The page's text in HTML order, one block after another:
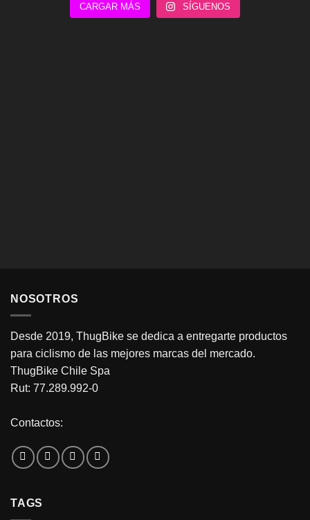
CARGAR MÁS SÍGUENOS
NOSOTROS
Desde 2019, ThugBike se dedica a entregarte productos
para ciclismo de las mejores marcas del mercado.
ThugBike Chile Spa
Rut: 77.289.992-0
Contactos:
TAGS